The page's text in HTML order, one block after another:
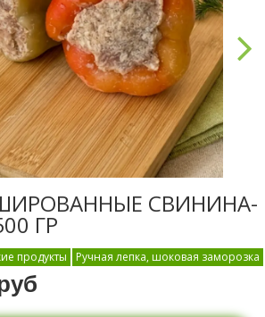
CВИНИНА-
ГР
продукты Ручная лепка, шоковая заморозка